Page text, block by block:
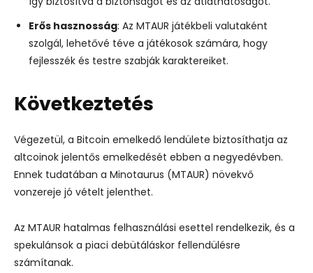
Erős hasznosság: Az MTAUR játékbeli valutaként
szolgál, lehetővé téve a játékosok számára, hogy
fejlesszék és testre szabják karaktereiket.
Következtetés
Végezetül, a Bitcoin emelkedő lendülete biztosíthatja az
altcoinok jelentős emelkedését ebben a negyedévben.
Ennek tudatában a Minotaurus (MTAUR) növekvő
vonzereje jó vételt jelenthet.
Az MTAUR hatalmas felhasználási esettel rendelkezik, és a
spekulánsok a piaci debütáláskor fellendülésre
számítanak.